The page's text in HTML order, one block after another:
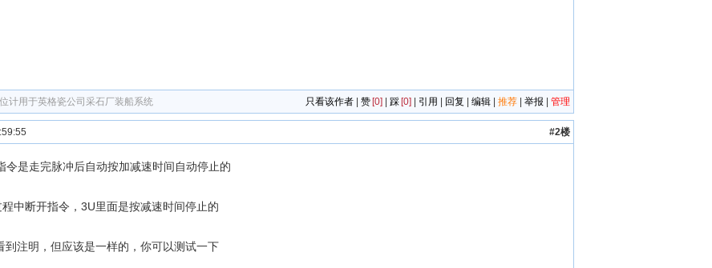
计用于英格瓷公司采石厂装船系统 只看该作者 赞 [0] 踩 [0] 引用 回复 编辑 推荐 举报 管理
#2楼
令是走完脉冲后自动按加减速时间自动停止的
中断开指令，3U里面是按减速时间停止的
到注明，但应该是一样的，你可以测试一下